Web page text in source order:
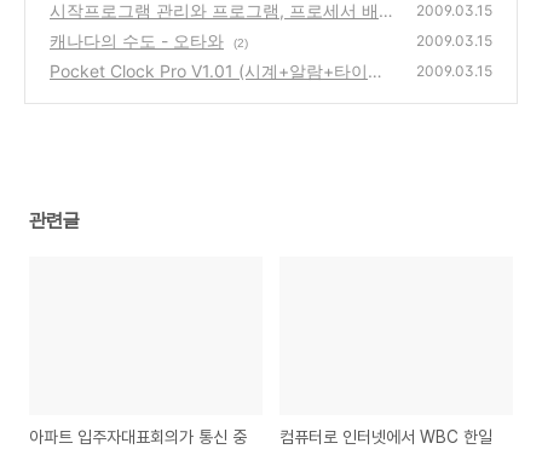
(0)
(0)
시작프로그램 관리와 프로그램, 프로세서 배치
파일로 종료하기
(0)
2009.03.15
캐나다의 수도 - 오타와 (2) 2009.03.15
Pocket Clock Pro V1.01 (시계+알람+타이머
2009.03.15
관련글
아파트 입주자대표회의가 통신 중
컴퓨터로 인터넷에서 WBC 한일